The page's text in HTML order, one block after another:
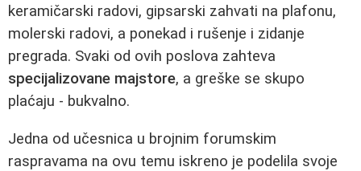
keramičarski radovi, gipsarski zahvati na plafonu,
molerski radovi, a ponekad i rušenje i zidanje
pregrada. Svaki od ovih poslova zahteva
specijalizovane majstore, a greške se skupo
plaćaju - bukvalno.
Jedna od učesnica u brojnim forumskim
raspravama na ovu temu iskreno je podelila svoje